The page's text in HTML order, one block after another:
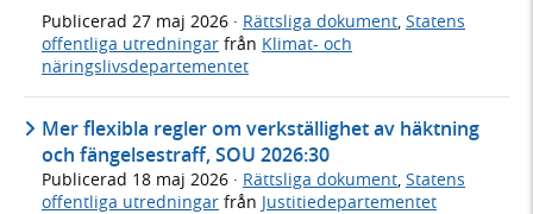
Publicerad 27 maj 2026 · Rättsliga dokument, Statens
offentliga utredningar från Klimat- och
näringslivsdepartementet
Mer flexibla regler om verkställighet av häktning
och fängelsestraff, SOU 2026:30
Publicerad 18 maj 2026 · Rättsliga dokument, Statens
offentliga utredningar från Justitiedepartementet